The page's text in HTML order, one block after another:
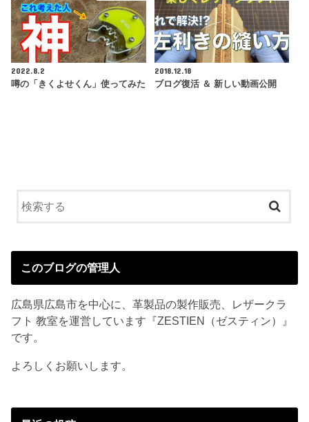
2022.8.2
噂の「きくよせくん」使ってみた
2018.12.18
ブログ復活 ＆ 新しい動画公開
このブログの管理人
広島県広島市を中心に、革製品の製作販売、レザークラ
フト 教室を運営しています『ZESTIEN（ゼスティン）』
です。
よろしくお願いします。